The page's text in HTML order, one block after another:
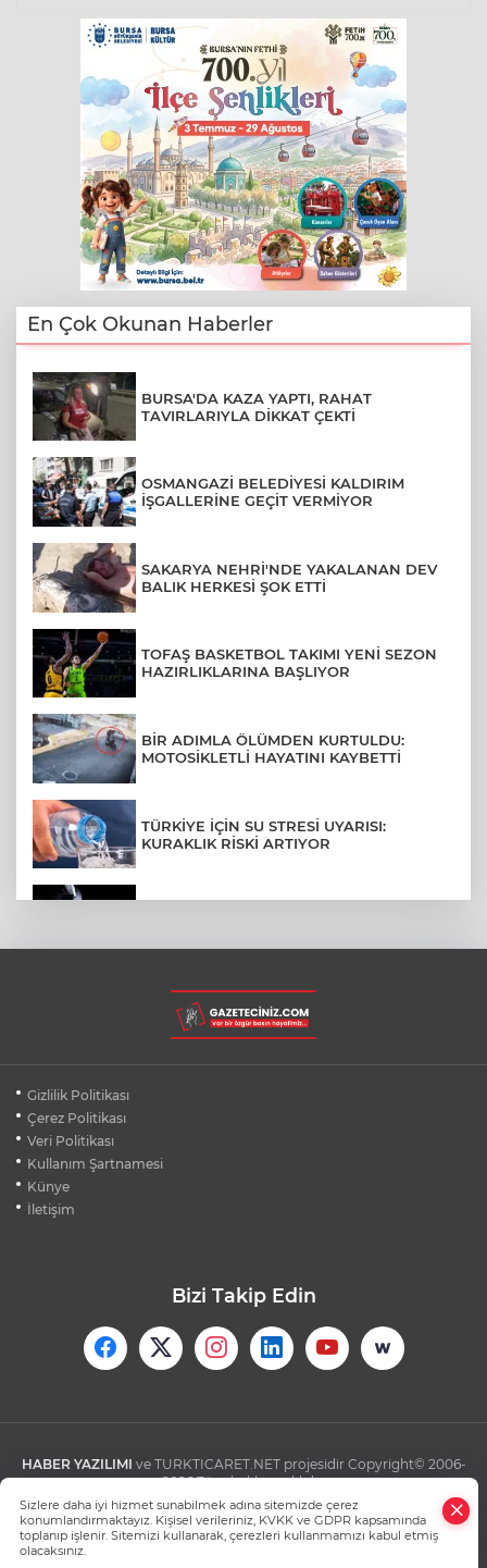
En Çok Okunan Haberler
BURSA'DA KAZA YAPTI, RAHAT
TAVIRLARIYLA DİKKAT ÇEKTİ
OSMANGAZİ BELEDİYESİ KALDIRIM
İŞGALLERİNE GEÇİT VERMİYOR
SAKARYA NEHRİ'NDE YAKALANAN DEV
BALIK HERKESİ ŞOK ETTİ
TOFAŞ BASKETBOL TAKIMI YENİ SEZON
HAZIRLIKLARINA BAŞLIYOR
BİR ADIMLA ÖLÜMDEN KURTULDU:
MOTOSİKLETLİ HAYATINI KAYBETTİ
TÜRKİYE İÇİN SU STRESİ UYARISI:
KURAKLIK RİSKİ ARTIYOR
BURSA ŞEHİR HASTANESİ OTOPARKI
AĞUSTOS AYINDA HİZMETE AÇILIYOR
KÜBRA DENİZCİ KESKİN KUPASINI
Gizlilik Politikası
Çerez Politikası
Veri Politikası
Kullanım Şartnamesi
Künye
İletişim
Bizi Takip Edin
HABER YAZILIMI ve TURKTICARET.NET projesidir Copyright© 2006-
2026 Tüm hakları saklıdır.
Sizlere daha iyi hizmet sunabilmek adına sitemizde çerez
konumlandırmaktayız. Kişisel verileriniz, KVKK ve GDPR kapsamında
toplanıp işlenir. Sitemizi kullanarak, çerezleri kullanmamızı kabul etmiş
olacaksınız.